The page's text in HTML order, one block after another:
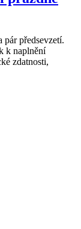
pár předsevzetí.
k naplnění
zdatnosti,